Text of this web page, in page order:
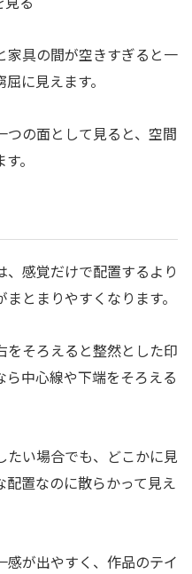
家具の間が空きすぎると一
に見えます。
の面として見ると、空間
。
感覚だけで配置するより
とまりやすくなります。
をそろえると整然とした印
中心線や下端をそろえる
たい場合でも、どこかに見
置なのに散らかって見え
が出やすく、作品のテイ